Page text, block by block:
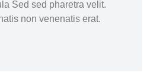
Sed sed pharetra velit.
non venenatis erat.